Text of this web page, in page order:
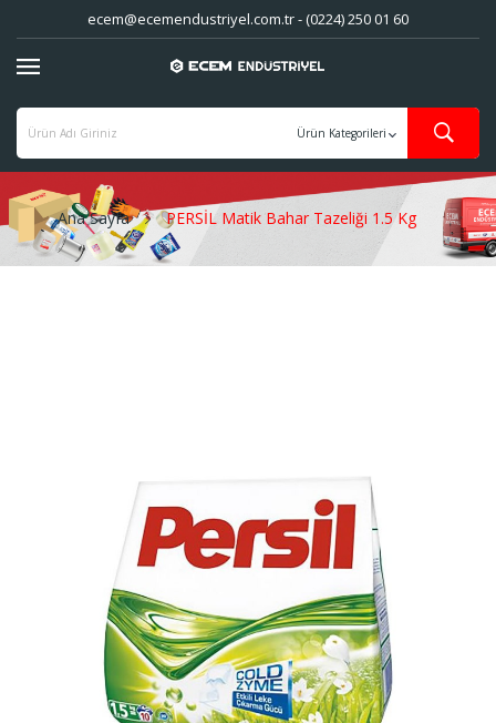
ecem@ecemendustriyel.com.tr - (0224) 250 01 60
Ana Sayfa PERSİL Matik Bahar Tazeliği 1.5 Kg